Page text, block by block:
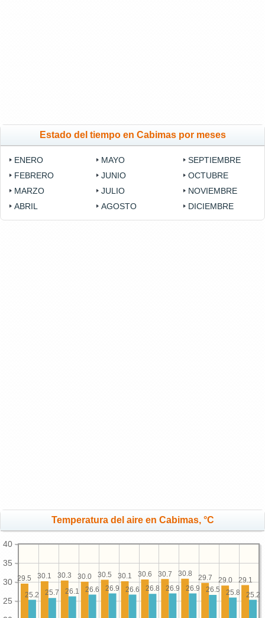
Estado del tiempo en Cabimas por meses
ENERO
FEBRERO
MARZO
ABRIL
MAYO
JUNIO
JULIO
AGOSTO
SEPTIEMBRE
OCTUBRE
NOVIEMBRE
DICIEMBRE
Temperatura del aire en Cabimas, °C
25
30
35
40
29.1
29.0
29.7
30.8
30.7
30.6
30.1
30.5
30.0
30.3
30.1
29.5
25.2
25.8
26.5
26.9
26.9
26.8
26.6
26.9
26.6
26.1
25.7
25.2